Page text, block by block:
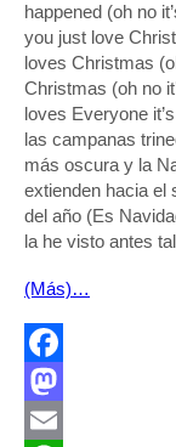
happened (oh no
you just love
loves Christmas
Christmas (oh no
loves Everyone
las campanas
más oscura y la
extienden hacia el
del año (Es
la he visto antes
(Más)…
Facebook
Mastodon